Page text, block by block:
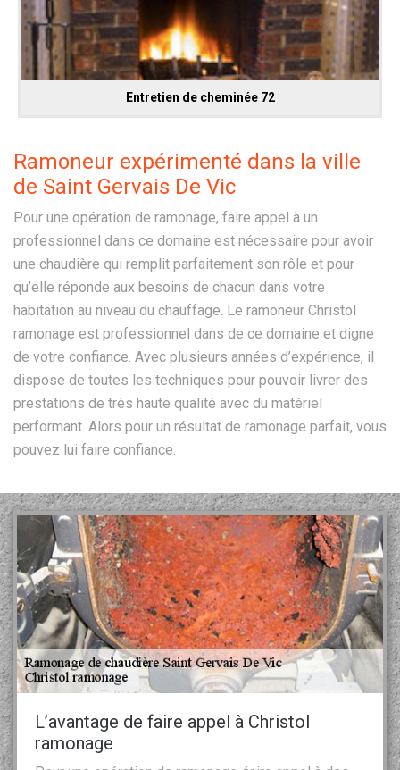
Entretien de cheminée 72
Ramoneur expérimenté dans la ville
de Saint Gervais De Vic
Pour une opération de ramonage, faire appel à un
professionnel dans ce domaine est nécessaire pour avoir
une chaudière qui remplit parfaitement son rôle et pour
qu’elle réponde aux besoins de chacun dans votre
habitation au niveau du chauffage. Le ramoneur Christol
ramonage est professionnel dans de ce domaine et digne
de votre confiance. Avec plusieurs années d’expérience, il
dispose de toutes les techniques pour pouvoir livrer des
prestations de très haute qualité avec du matériel
performant. Alors pour un résultat de ramonage parfait, vous
pouvez lui faire confiance.
L’avantage de faire appel à Christol
ramonage